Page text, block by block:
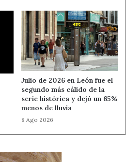
Julio de 2026 en León fue el
segundo más cálido de la
serie histórica y dejó un 65%
menos de lluvia
8 Ago 2026